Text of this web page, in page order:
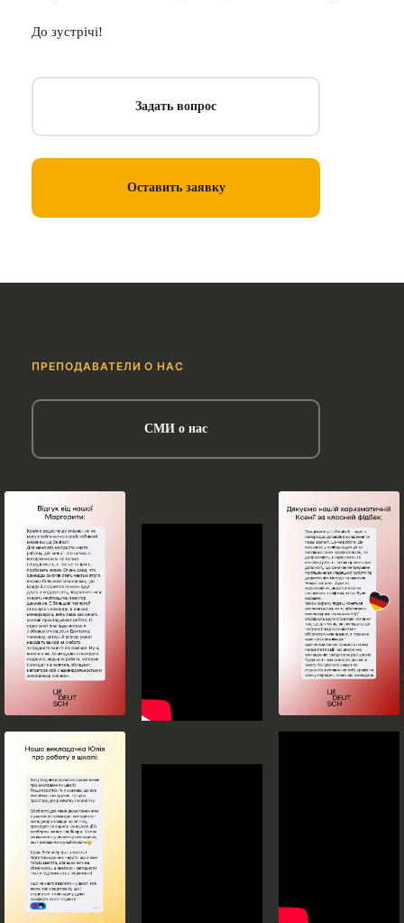
До зустрічі!
Задать вопрос
Оставить заявку
ПРЕПОДАВАТЕЛИ О НАС
СМИ о нас